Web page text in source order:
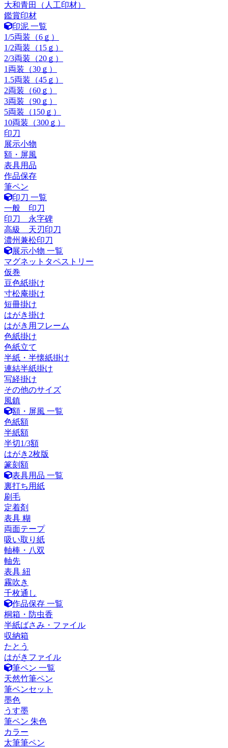
大和青田（人工印材）
鑑賞印材
印泥 一覧
1/5両装（6ｇ）
1/2両装（15ｇ）
2/3両装（20ｇ）
1両装（30ｇ）
1.5両装（45ｇ）
2両装（60ｇ）
3両装（90ｇ）
5両装（150ｇ）
10両装（300ｇ）
印刀
展示小物
額・屏風
表具用品
作品保存
筆ペン
印刀 一覧
一般 印刀
印刀 永字碑
高級 天刃印刀
濃州兼松印刀
展示小物 一覧
マグネットタペストリー
仮巻
豆色紙掛け
寸松庵掛け
短冊掛け
はがき掛け
はがき用フレーム
色紙掛け
色紙立て
半紙・半懐紙掛け
連結半紙掛け
写経掛け
その他のサイズ
風鎮
額・屏風 一覧
色紙額
半紙額
半切1/3額
はがき2枚版
篆刻額
表具用品 一覧
裏打ち用紙
刷毛
定着剤
表具 糊
両面テープ
吸い取り紙
軸棒・八双
軸先
表具 紐
霧吹き
千枚通し
作品保存 一覧
桐箱・防虫香
半紙ばさみ・ファイル
収納箱
たとう
はがきファイル
筆ペン 一覧
天然竹筆ペン
筆ペンセット
墨色
うす墨
筆ペン 朱色
カラー
太筆筆ペン